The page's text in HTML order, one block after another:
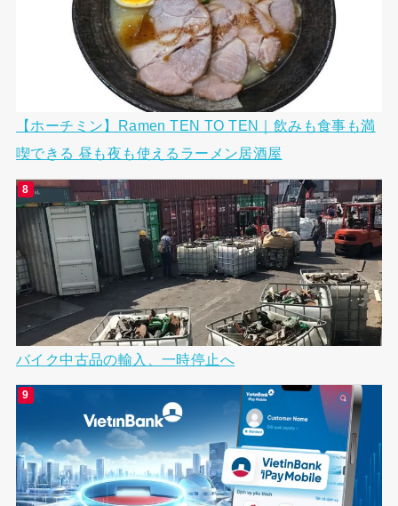
【ホーチミン】Ramen TEN TO TEN｜飲みも食事も満
喫できる 昼も夜も使えるラーメン居酒屋
バイク中古品の輸入、一時停止へ